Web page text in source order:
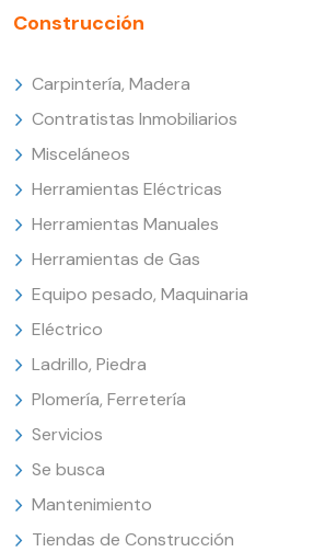
Construcción
Carpintería, Madera
Contratistas Inmobiliarios
Misceláneos
Herramientas Eléctricas
Herramientas Manuales
Herramientas de Gas
Equipo pesado, Maquinaria
Eléctrico
Ladrillo, Piedra
Plomería, Ferretería
Servicios
Se busca
Mantenimiento
Tiendas de Construcción